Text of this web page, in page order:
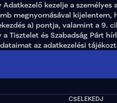
Adatkezelő kezelje a személyes
megnyomásával kijelentem,
a) pontja, valamint a 9.
a Tisztelet és Szabadság Párt
az adatkezelési
CSELEKEDJ